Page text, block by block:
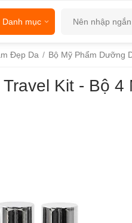
Danh mục
Đẹp Da / Bộ Mỹ Phẩm Dưỡng
Kit - Bộ